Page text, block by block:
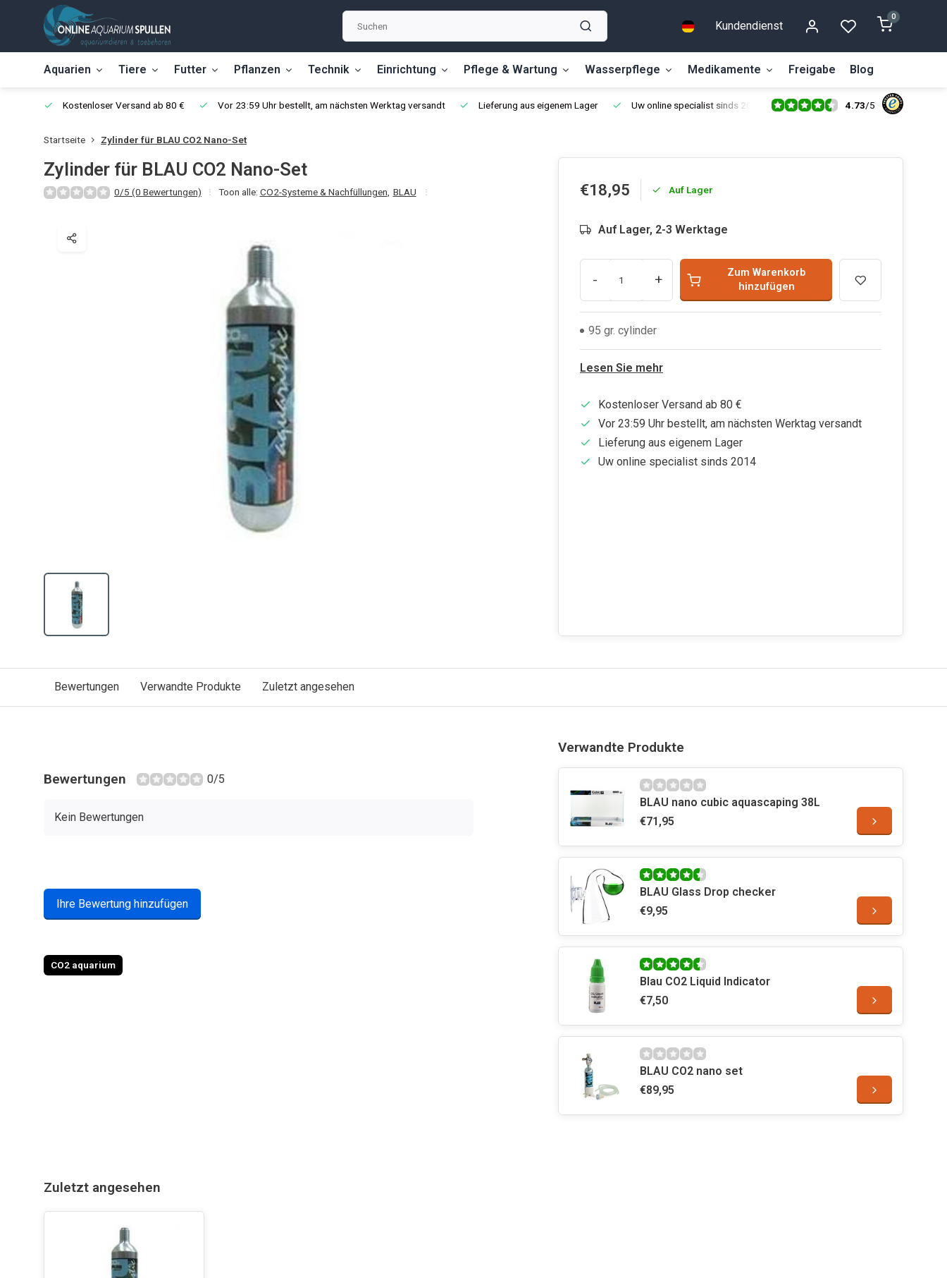
Kundendienst
0
Aquarien Tiere Futter Pflanzen Technik Einrichtung Pflege & Wartung Wasserpflege Medikamente Freigabe Blog
Kostenloser Versand ab 80 € Vor 23:59 Uhr bestellt, am nächsten Werktag versandt Lieferung aus eigenem Lager Uw online specialist sinds 2014 4.73/5
Startseite Zylinder für BLAU CO2 Nano-Set
Zylinder für BLAU CO2 Nano-Set
0/5 (0 Bewertungen) Toon alle: CO2-Systeme & Nachfüllungen BLAU €18,95 Auf Lager
Auf Lager, 2-3 Werktage
- +
Zum Warenkorb
hinzufügen
95 gr. cylinder
Lesen Sie mehr
Kostenloser Versand ab 80 €
Vor 23:59 Uhr bestellt, am nächsten Werktag versandt
Lieferung aus eigenem Lager
Uw online specialist sinds 2014
Bewertungen Verwandte Produkte Zuletzt angesehen
Bewertungen 0/5
Kein Bewertungen
Ihre Bewertung hinzufügen
CO2 aquarium
Verwandte Produkte
BLAU nano cubic aquascaping 38L
€71,95
BLAU Glass Drop checker
€9,95
Blau CO2 Liquid Indicator
€7,50
BLAU CO2 nano set
€89,95
Zuletzt angesehen